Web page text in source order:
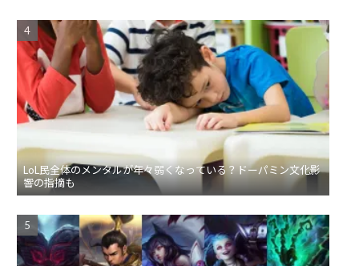
LoL民全体のメンタルが年々弱くなっている？ドーパミン文化影
響の指摘も